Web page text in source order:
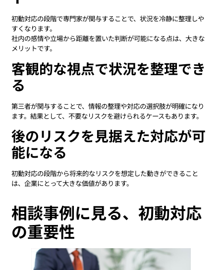
初動対応の段階で専門家が関与することで、状況を冷静に整理しや
すくなります。
社内の感情や立場から距離を置いた判断が可能になる点は、大きな
メリットです。
客観的な視点で状況を整理でき
る
第三者が関与することで、情報の整理や対応の選択肢が明確になり
ます。結果として、不要なリスクを避けられるケースもあります。
後のリスクを見据えた対応が可
能になる
初動対応の段階から将来的なリスクを想定した動きができること
は、企業にとって大きな価値があります。
相談事例に見る、初動対応
の重要性